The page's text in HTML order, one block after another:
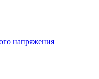
напряжения